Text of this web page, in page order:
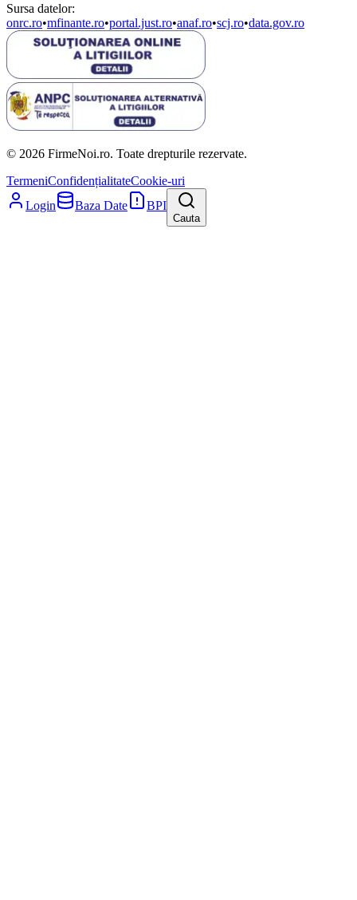
Sursa datelor:
onrc.ro•mfinante.ro•portal.just.ro•anaf.ro•scj.ro•data.gov.ro
© 2026 FirmeNoi.ro. Toate drepturile rezervate.
TermeniConfidențialitateCookie-uri
Login
Baza Date BPI
Cauta